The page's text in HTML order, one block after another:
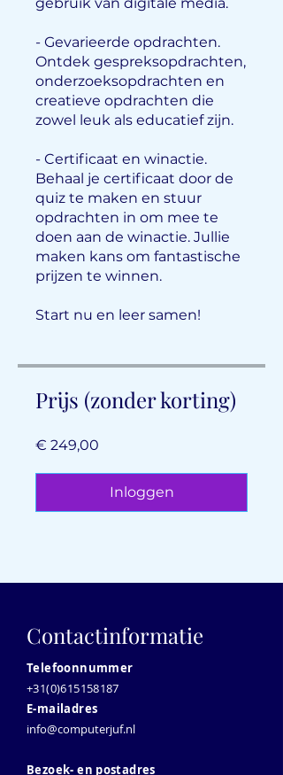
- Gevarieerde opdrachten.
Ontdek gespreksopdrachten,
onderzoeksopdrachten en
creatieve opdrachten die
zowel leuk als educatief zijn.
- Certificaat en winactie.
Behaal je certificaat door de
quiz te maken en stuur
opdrachten in om mee te
doen aan de winactie. Jullie
maken kans om fantastische
prijzen te winnen.
Start nu en leer samen!
Prijs (zonder korting)
€ 249,00
Inloggen
Contactinformatie
Telefoonnummer
+31(0)615158187
E-mailadres
info@computerjuf.nl
Bezoek- en postadres